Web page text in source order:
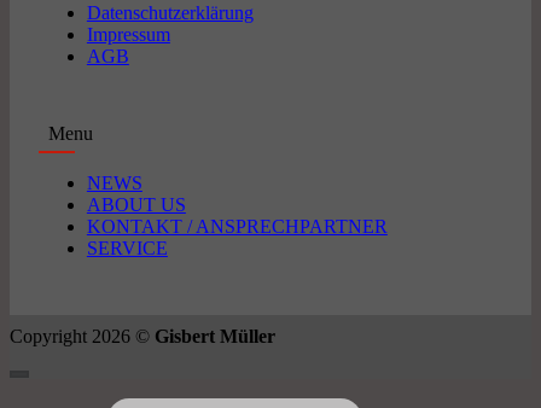
Datenschutzerklärung
Impressum
AGB
Menu
NEWS
ABOUT US
KONTAKT / ANSPRECHPARTNER
SERVICE
Copyright 2026 © Gisbert Müller